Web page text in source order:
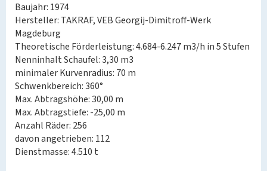
Baujahr: 1974
Hersteller: TAKRAF, VEB Georgij-Dimitroff-Werk
Magdeburg
Theoretische Förderleistung: 4.684-6.247 m3/h in 5 Stufen
Nenninhalt Schaufel: 3,30 m3
minimaler Kurvenradius: 70 m
Schwenkbereich: 360°
Max. Abtragshöhe: 30,00 m
Max. Abtragstiefe: -25,00 m
Anzahl Räder: 256
davon angetrieben: 112
Dienstmasse: 4.510 t